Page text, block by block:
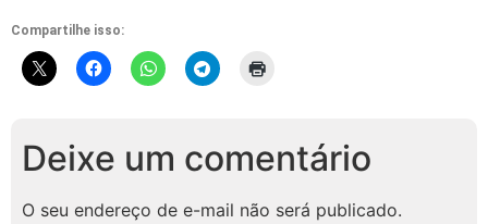
Compartilhe isso:
Deixe um comentário
O seu endereço de e-mail não será publicado.